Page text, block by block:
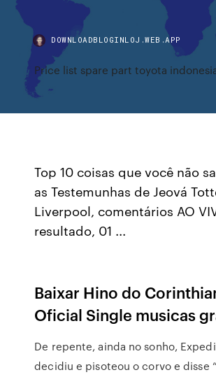
DOWNLOADBLOGINLOJ.WEB.APP
Price list spare part toyota
Top 10 coisas que você não
as Testemunhas de Jeová
Liverpool, comentários AO
resultado, 01 ...
Baixar Hino do
Oficial Single musicas
De repente, ainda no sonho,
decidiu e pisoteou o corvo e disse